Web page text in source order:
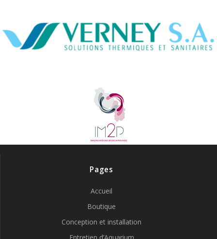
Pages
Accueil
Boutique
Conception et installation